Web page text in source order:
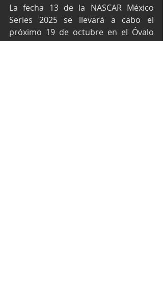
La fecha 13 de la NASCAR México
Series 2025 se llevará a cabo el
próximo 19 de octubre en el Óvalo
Aguascalientes México.